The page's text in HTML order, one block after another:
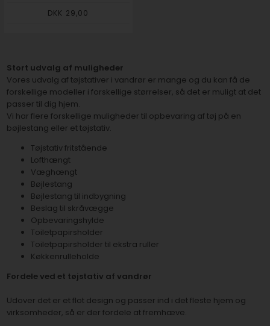
DKK 29,00
Stort udvalg af muligheder
Vores udvalg af tøjstativer i vandrør er mange og du kan få de
forskellige modeller i forskellige størrelser, så det er muligt at det
passer til dig hjem.
Vi har flere forskellige muligheder til opbevaring af tøj på en
bøjlestang eller et tøjstativ.
Tøjstativ fritstående
Lofthængt
Væghængt
Bøjlestang
Bøjlestang til indbygning
Beslag til skråvægge
Opbevaringshylde
Toiletpapirsholder
Toiletpapirsholder til ekstra ruller
Køkkenrulleholde
Fordele ved et tøjstativ af vandrør
Udover det er et flot design og passer ind i det fleste hjem og
virksomheder, så er der fordele at fremhæve.